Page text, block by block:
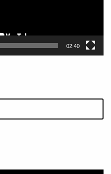
02:40